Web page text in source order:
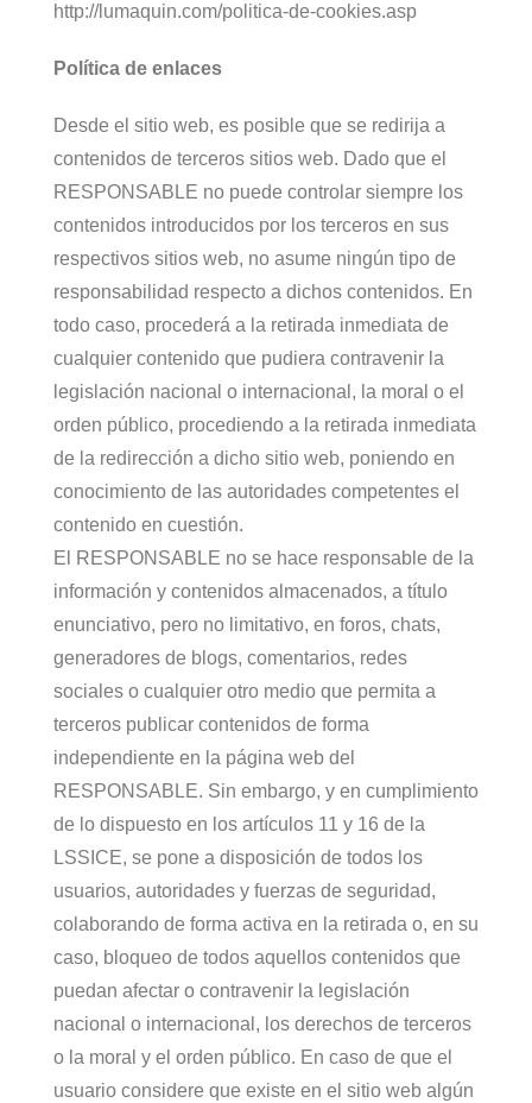
http://lumaquin.com/politica-de-cookies.asp
Política de enlaces
Desde el sitio web, es posible que se redirija a
contenidos de terceros sitios web. Dado que el
RESPONSABLE no puede controlar siempre los
contenidos introducidos por los terceros en sus
respectivos sitios web, no asume ningún tipo de
responsabilidad respecto a dichos contenidos. En
todo caso, procederá a la retirada inmediata de
cualquier contenido que pudiera contravenir la
legislación nacional o internacional, la moral o el
orden público, procediendo a la retirada inmediata
de la redirección a dicho sitio web, poniendo en
conocimiento de las autoridades competentes el
contenido en cuestión.
El RESPONSABLE no se hace responsable de la
información y contenidos almacenados, a título
enunciativo, pero no limitativo, en foros, chats,
generadores de blogs, comentarios, redes
sociales o cualquier otro medio que permita a
terceros publicar contenidos de forma
independiente en la página web del
RESPONSABLE. Sin embargo, y en cumplimiento
de lo dispuesto en los artículos 11 y 16 de la
LSSICE, se pone a disposición de todos los
usuarios, autoridades y fuerzas de seguridad,
colaborando de forma activa en la retirada o, en su
caso, bloqueo de todos aquellos contenidos que
puedan afectar o contravenir la legislación
nacional o internacional, los derechos de terceros
o la moral y el orden público. En caso de que el
usuario considere que existe en el sitio web algún